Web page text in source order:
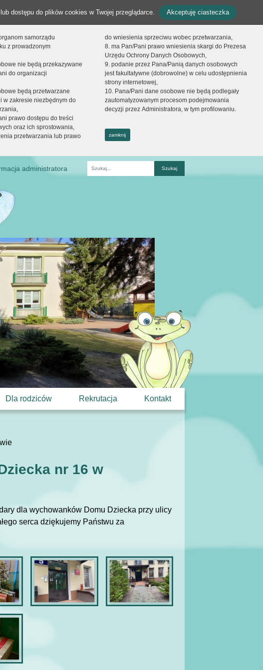
dostępu do plików cookies w Twojej przeglądarce. Akceptuję ciasteczka
samorządu
z prowadzonym
nie będą przekazywane
do organizacji
będą przetwarzane
w zakresie niezbędnym do
prawo dostępu do treści
oraz ich sprostowania,
przetwarzania lub prawo
do wniesienia sprzeciwu wobec przetwarzania,
8. ma Pan/Pani prawo wniesienia skargi do Prezesa
Urzędu Ochrony Danych Osobowych,
9. podanie przez Pana/Panią danych osobowych
jest fakultatywne (dobrowolne) w celu udostępnienia
strony internetowej,
10. Pana/Pani dane osobowe nie będą podlegały
zautomatyzowanym procesom podejmowania
decyzji przez Administratora, w tym profilowaniu.
zamknij
administratora
Fraza
Dla rodziców Rekrutacja Kontakt
nr 16 w
dla wychowanków Domu Dziecka przy ulicy
serca dziękujemy Państwu za